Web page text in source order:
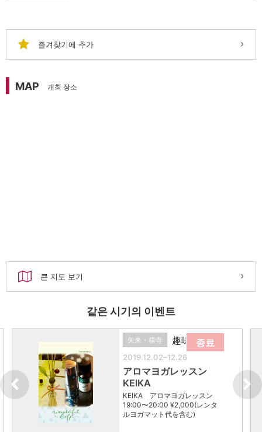
즐겨찾기에 추가
MAP 개최 장소
큰 지도 보기
같은 시기의 이벤트
종료
矢来・横寺 趣味
2019.12.02–12.26
アロマヨガレッスン
KEIKA
KEIKA アロマヨガレッスン
19:00〜20:00 ¥2,000(レンタ
ルヨガマット代を含む)